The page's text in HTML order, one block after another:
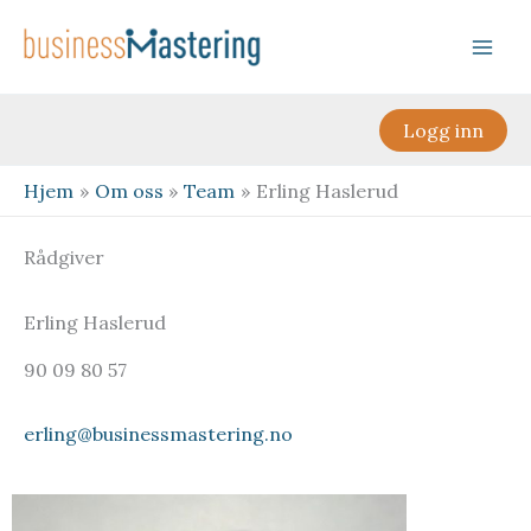
rett
Logg inn
Hjem Om oss Team Erling Haslerud
Rådgiver
Erling Haslerud
90 09 80 57
erling@businessmastering.no